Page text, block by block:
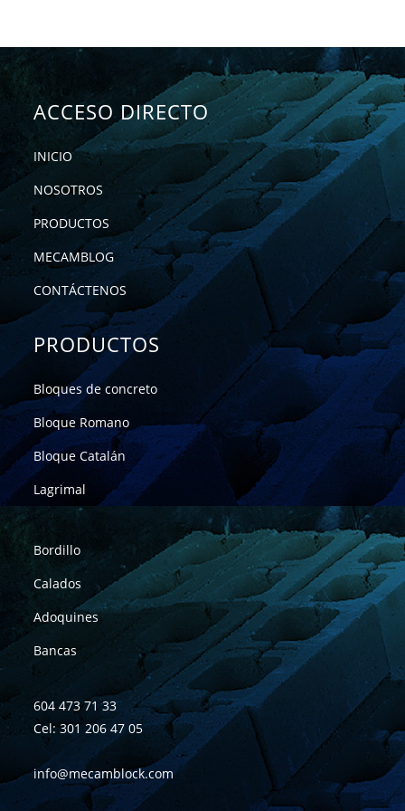
ACCESO DIRECTO
INICIO
NOSOTROS
PRODUCTOS
MECAMBLOG
CONTÁCTENOS
PRODUCTOS
Bloques de concreto
Bloque Romano
Bloque Catalán
Lagrimal
Bordillo
Calados
Adoquines
Bancas
604 473 71 33
Cel: 301 206 47 05
info@mecamblock.com